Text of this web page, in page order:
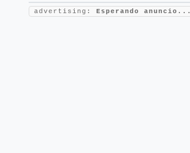
advertising: Esperando anuncio...